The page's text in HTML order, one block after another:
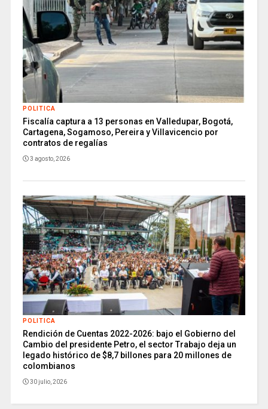
POLITICA
Fiscalía captura a 13 personas en Valledupar, Bogotá,
Cartagena, Sogamoso, Pereira y Villavicencio por
contratos de regalías
3 agosto, 2026
POLITICA
Rendición de Cuentas 2022-2026: bajo el Gobierno del
Cambio del presidente Petro, el sector Trabajo deja un
legado histórico de $8,7 billones para 20 millones de
colombianos
30 julio, 2026